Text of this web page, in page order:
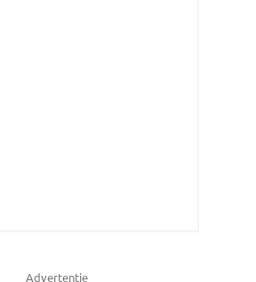
Advertentie